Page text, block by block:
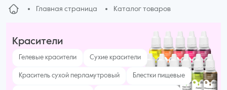
Главная страница Каталог товаров
Красители
Гелевые красители Сухие красители
Краситель сухой перламутровый Блестки пищевые